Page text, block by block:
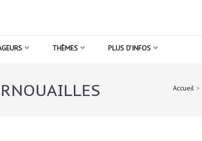
THÈMES PLUS D’INFOS
Accueil >